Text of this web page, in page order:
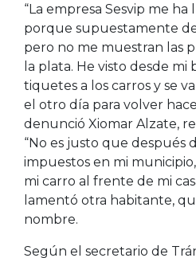
“La empresa Sesvip me
porque supuestamente
pero no me muestran las
la plata. He visto desde
tiquetes a los carros y se
el otro día para volver
denunció Xiomar Alzate,
“No es justo que después
impuestos en mi
mi carro al frente de mi
lamentó otra habitante,
nombre.
Según el secretario de